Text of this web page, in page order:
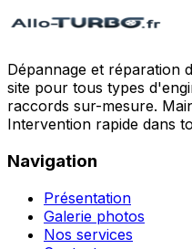
Dépannage et réparation
site pour tous types
raccords sur-mesure.
Intervention rapide dans
Navigation
Présentation
Galerie photos
Nos services